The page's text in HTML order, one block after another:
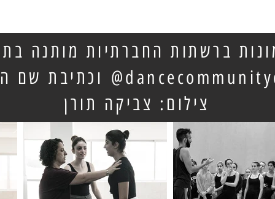
ברשתות החברתיות מותנה
וכתיבת שם
צילום: צביקה תורן